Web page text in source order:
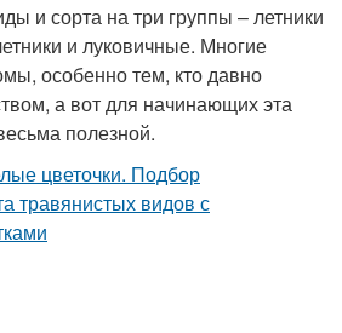
и сорта на три группы – летники
и луковичные. Многие
особенно тем, кто давно
а вот для начинающих эта
полезной.